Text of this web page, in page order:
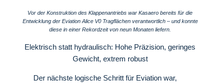
Vor der Konstruktion des Klappenantriebs war Kasaero bereits für die
Entwicklung der Eviation Alice V0 Tragflächen verantwortlich – und konnte
diese in einer Rekordzeit von neun Monaten liefern.
Elektrisch statt hydraulisch: Hohe Präzision, geringes
Gewicht, extrem robust
Der nächste logische Schritt für Eviation war,